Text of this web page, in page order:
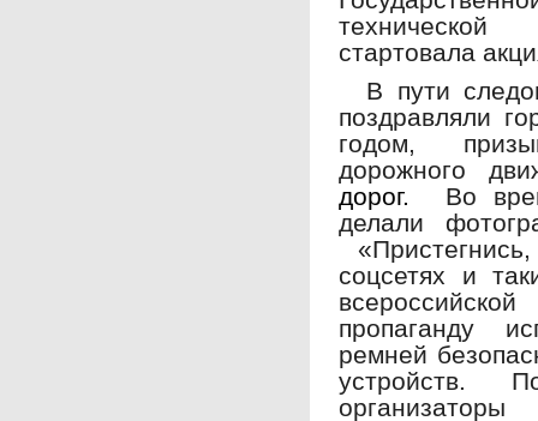
стартовала
В пути
поздравляли
годом,
дорожного
дорог.
Во
делали
соцсетях и
пропаганду
ремней
устройств.